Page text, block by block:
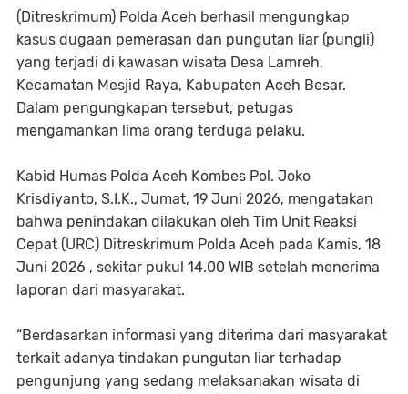
(Ditreskrimum) Polda Aceh berhasil mengungkap
kasus dugaan pemerasan dan pungutan liar (pungli)
yang terjadi di kawasan wisata Desa Lamreh,
Kecamatan Mesjid Raya, Kabupaten Aceh Besar.
Dalam pengungkapan tersebut, petugas
mengamankan lima orang terduga pelaku.
Kabid Humas Polda Aceh Kombes Pol. Joko
Krisdiyanto, S.I.K., Jumat, 19 Juni 2026, mengatakan
bahwa penindakan dilakukan oleh Tim Unit Reaksi
Cepat (URC) Ditreskrimum Polda Aceh pada Kamis, 18
Juni 2026 , sekitar pukul 14.00 WIB setelah menerima
laporan dari masyarakat.
“Berdasarkan informasi yang diterima dari masyarakat
terkait adanya tindakan pungutan liar terhadap
pengunjung yang sedang melaksanakan wisata di